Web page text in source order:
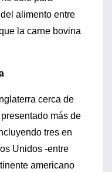
alimento entre
la carne bovina
cerca de
más de
tres en
Unidos -entre
americano